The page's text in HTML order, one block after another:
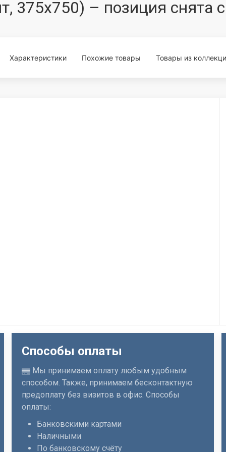
375x750) – позиция снята
Характеристики Похожие товары Товары из
Способы оплаты
Мы принимаем оплату любым удобным
способом. Также, принимаем бесконтактную
предоплату без визитов в офис. Способы
оплаты:
Банковскими картами
Наличными
По банковскому счёту